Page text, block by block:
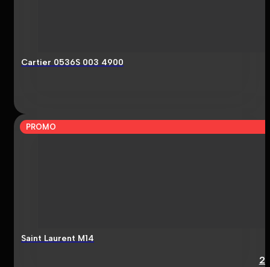
Cartier 0536S 003 4900
PROMO
Saint Laurent M14